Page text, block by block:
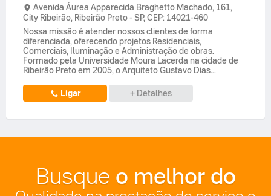
Avenida Áurea Apparecida Braghetto Machado, 161,
City Ribeirão, Ribeirão Preto- SP, CEP: 14021-460
Nossa missão é atender nossos clientes de forma
diferenciada, oferecendo projetos Residenciais,
Comerciais, Iluminação e Administração de obras.
Formado pela Universidade Moura Lacerda na cidade de
Ribeirão Preto em 2005, o Arquiteto Gustavo Dias...
Ligar + Detalhes
Busque o melhor do